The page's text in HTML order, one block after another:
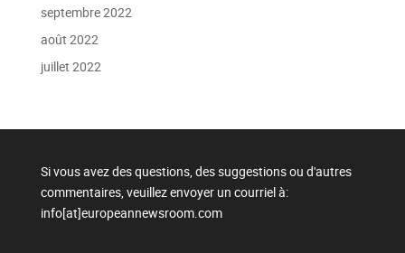
septembre 2022
août 2022
juillet 2022
Si vous avez des questions, des suggestions ou d'autres
commentaires, veuillez envoyer un courriel à:
info[at]europeannewsroom.com